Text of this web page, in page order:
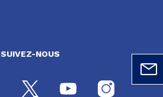
SUIVEZ-NOUS